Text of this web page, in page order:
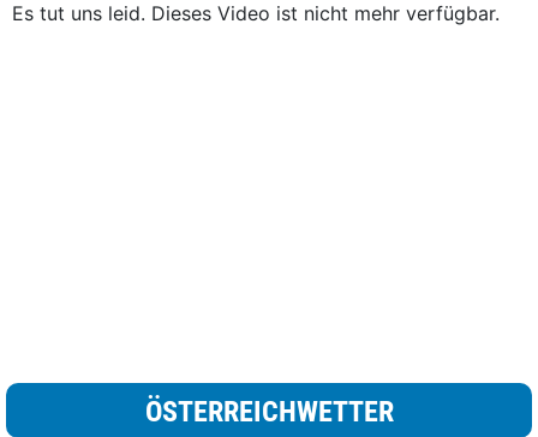
Es tut uns leid. Dieses Video ist nicht mehr verfügbar.
ÖSTERREICHWETTER